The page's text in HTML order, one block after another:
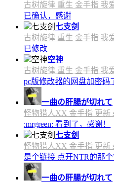
古树旋律 重生 金手指 我
已确认，感谢
七支剑
古树旋律 重生 金手指 我
已修改
空神
古树旋律 重生 金手指 我
pc版修改器的网盘加密码
一曲の肝腸が切れて
怪物猎人XX 金手指 更新
:mrgreen: 看到了，感谢！
七支剑
怪物猎人XX 金手指 更新
是个链接 点开NTR的那
一曲の肝腸が切れて